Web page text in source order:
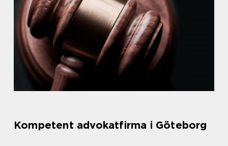
Kompetent advokatfirma i Göteborg